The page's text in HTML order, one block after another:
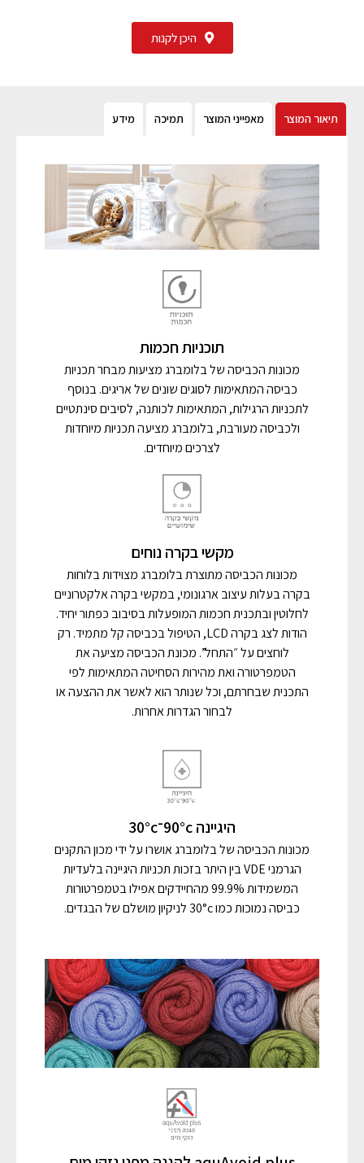
היכן לקנות
תיאור המוצר מאפייני המוצר תמיכה מידע
תוכניות חכמות
מכונות הכביסה של בלומברג מציעות מבחר תכניות
כביסה המתאימות לסוגים שונים של אריגים. בנוסף
לתכניות הרגילות, המתאימות לכותנה, לסיבים סינתטיים
ולכביסה מעורבת, בלומברג מציעה תכניות מיוחדות
לצרכים מיוחדים.
מקשי בקרה נוחים
מכונות הכביסה מתוצרת בלומברג מצוידות בלוחות
בקרה בעלות עיצוב ארגונומי, במקשי בקרה אלקטרוניים
לחלוטין ובתכנית חכמות המופעלות בסיבוב כפתור יחיד.
הודות לצג בקרה LCD, הטיפול בכביסה קל מתמיד. רק
לוחצים על ״התחל”. מכונת הכביסה מציעה את
הטמפרטורה ואת מהירות הסחיטה המתאימות לפי
התכנית שבחרתם, וכל שנותר הוא לאשר את ההצעה או
לבחור הגדרות אחרות.
היגיינה 90°c־30°c
מכונות הכביסה של בלומברג אושרו על ידי מכון התקנים
הגרמני VDE בין היתר בזכות תכניות היגיינה בלעדיות
המשמידות 99.9% מהחיידקים אפילו בטמפרטורות
כביסה נמוכות כמו 30°c לניקיון מושלם של הבגדים.